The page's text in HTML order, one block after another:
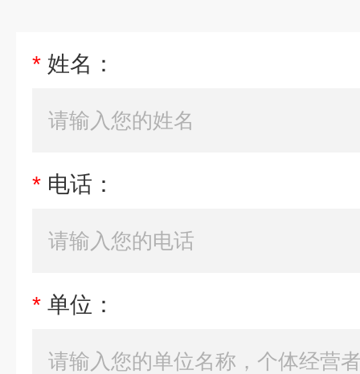
* 姓名：
* 电话：
* 单位：